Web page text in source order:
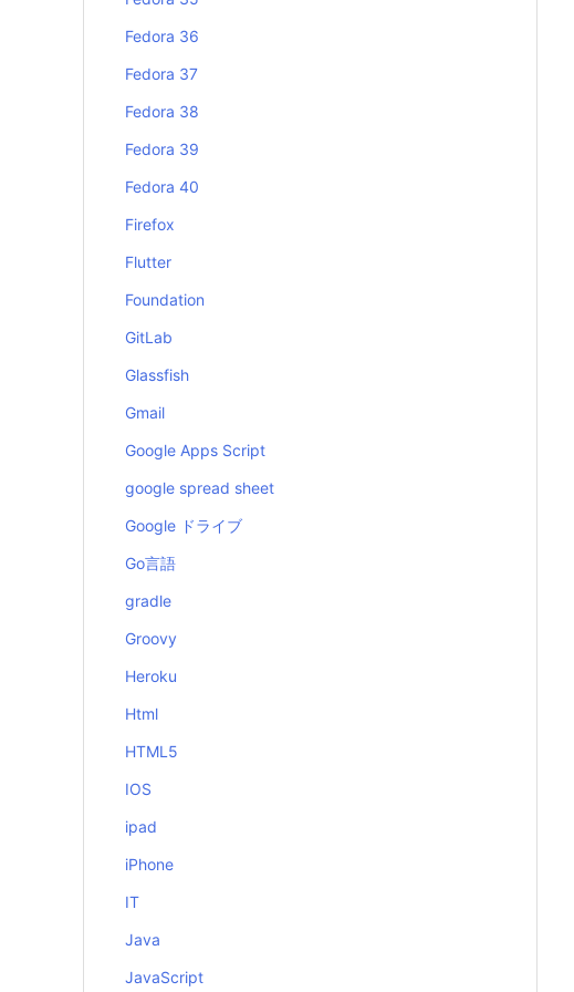
Fedora 36
Fedora 37
Fedora 38
Fedora 39
Fedora 40
Firefox
Flutter
Foundation
GitLab
Glassfish
Gmail
Google Apps Script
google spread sheet
Google ドライブ
Go言語
gradle
Groovy
Heroku
Html
HTML5
IOS
ipad
iPhone
IT
Java
JavaScript